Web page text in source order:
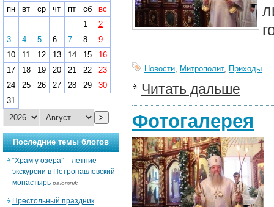
Новости, Митрополит, Приходы
Читать дальше
Фотогалерея
пн
вт ср чт пт сб
вс
1
2
3
4 5 6 7 8
9
10
11 12 13 14 15
16
17
18 19 20 21 22
23
24
25 26 27 28 29
30
31
>
Последние темы блогов
“Храм у озера” – летние
экскурсии в Петропавловский
монастырь palomnik
Престольный праздник